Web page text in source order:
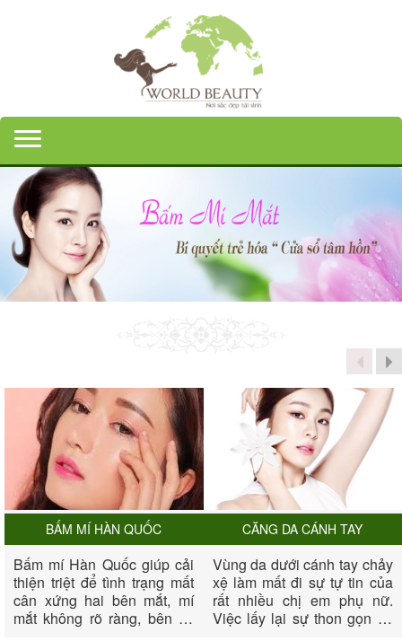
BẤM MÍ HÀN QUỐC
Bấm mí Hàn Quốc giúp cải
thiện triệt để tình trạng mất
cân xứng hai bên mắt, mí
mắt không rõ ràng, bên có
CĂNG DA CÁNH TAY
Vùng da dưới cánh tay chảy
xệ làm mất đi sự tự tin của
rất nhiều chị em phụ nữ.
Việc lấy lại sự thon gọn và